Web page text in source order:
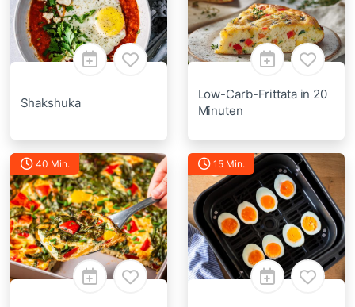
Shakshuka
Low-Carb-Frittata in 20
Minuten
40 Min. 15 Min.